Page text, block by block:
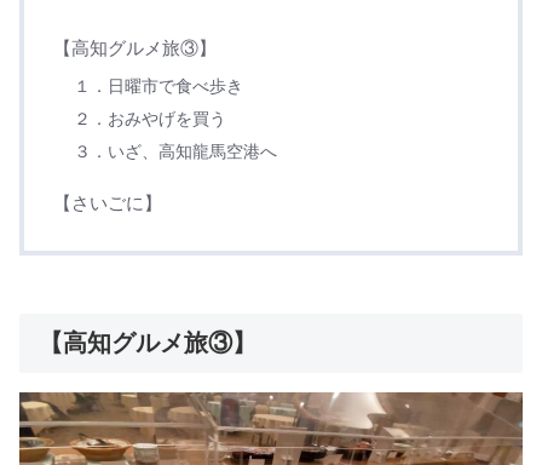
【高知グルメ旅③】
１．日曜市で食べ歩き
２．おみやげを買う
３．いざ、高知龍馬空港へ
【さいごに】
【高知グルメ旅③】